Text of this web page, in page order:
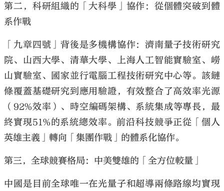
第二，科研組織的「大科學」協作：從個體突破到體
系作戰
「九章四號」背後是多機構協作：濟南量子技術研究
院、山西大學、清華大學、上海人工智能實驗室、嶗
山實驗室、國家並行電腦工程技術研究中心等。該鏈
條覆蓋基礎研究到應用驗證，有效整合了高效率光源
（92%效率）、時空編碼架構、系統集成等專長，最
終實現51%的系統總效率。前沿科技競爭正從「個人
英雄主義」轉向「集團作戰」的體系化協作。
第三，全球競賽格局：中美雙雄的「全方位較量」
中國是目前全球唯一在光量子和超導兩條路線均實現